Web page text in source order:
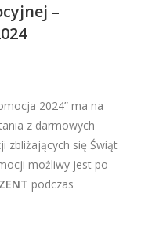
–
2024” ma na
z darmowych
zbliżających się Świąt
możliwy jest po
podczas